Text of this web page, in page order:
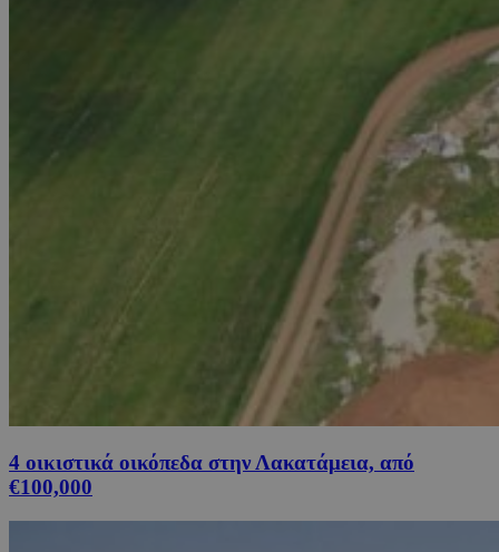
4 οικιστικά οικόπεδα στην Λακατάμεια, από
€100,000